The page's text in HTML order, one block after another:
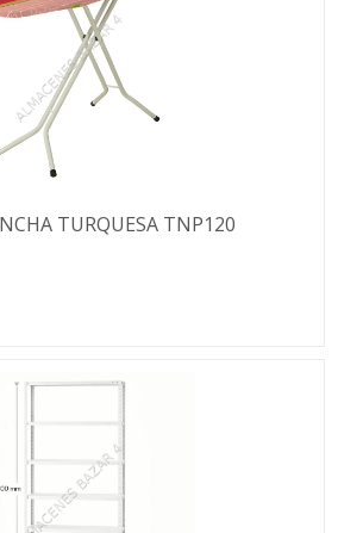
TURQUESA TNP120